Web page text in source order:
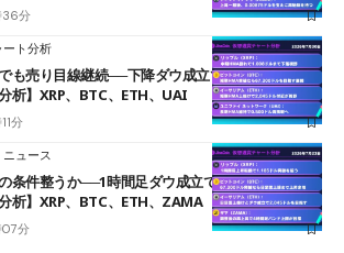
36分
ート分析
も売り目線継続──下降ダウ成立で下値追う展開
析】XRP、BTC、ETH、UAI
分
ニュース
条件整うか──1時間足ダウ成立で1.185ドルを狙う
析】XRP、BTC、ETH、ZAMA
分